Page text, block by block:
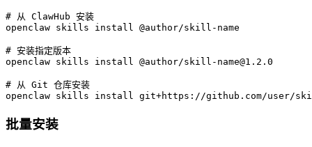
# 从 ClawHub 安装
openclaw skills install @author/skill-name
# 安装指定版本
openclaw skills install @author/skill-name@1.2.0
# 从 Git 仓库安装
openclaw skills install git+https://github.com/user/
批量安装